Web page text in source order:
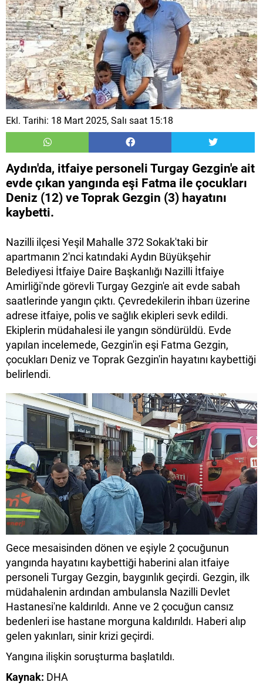
Ekl. Tarihi: 18 Mart 2025, Salı saat 15:18
Aydın'da, itfaiye personeli Turgay Gezgin'e ait
evde çıkan yangında eşi Fatma ile çocukları
Deniz (12) ve Toprak Gezgin (3) hayatını
kaybetti.
Nazilli ilçesi Yeşil Mahalle 372 Sokak'taki bir
apartmanın 2'nci katındaki Aydın Büyükşehir
Belediyesi İtfaiye Daire Başkanlığı Nazilli İtfaiye
Amirliği'nde görevli Turgay Gezgin'e ait evde sabah
saatlerinde yangın çıktı. Çevredekilerin ihbarı üzerine
adrese itfaiye, polis ve sağlık ekipleri sevk edildi.
Ekiplerin müdahalesi ile yangın söndürüldü. Evde
yapılan incelemede, Gezgin'in eşi Fatma Gezgin,
çocukları Deniz ve Toprak Gezgin'in hayatını kaybettiği
belirlendi.
Gece mesaisinden dönen ve eşiyle 2 çocuğunun
yangında hayatını kaybettiği haberini alan itfaiye
personeli Turgay Gezgin, baygınlık geçirdi. Gezgin, ilk
müdahalenin ardından ambulansla Nazilli Devlet
Hastanesi'ne kaldırıldı. Anne ve 2 çocuğun cansız
bedenleri ise hastane morguna kaldırıldı. Haberi alıp
gelen yakınları, sinir krizi geçirdi.
Yangına ilişkin soruşturma başlatıldı.
Kaynak: DHA